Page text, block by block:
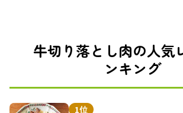
牛切り落とし肉の人気
ンキング
1位